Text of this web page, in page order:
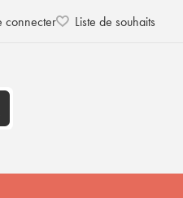
connecter Liste de souhaits